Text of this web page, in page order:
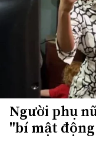
Người phụ
"bí mật